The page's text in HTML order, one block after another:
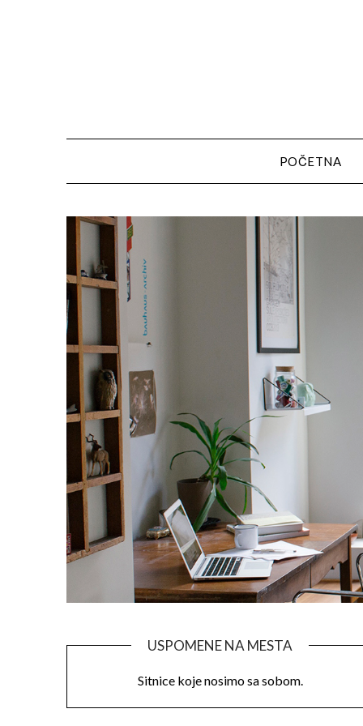
POČETNA
USPOMENE NA MESTA
Sitnice koje nosimo sa sobom.